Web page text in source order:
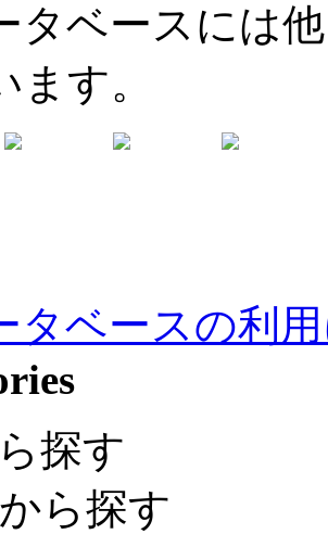
タベースには
ます。
タベースの利
探す
ら探す